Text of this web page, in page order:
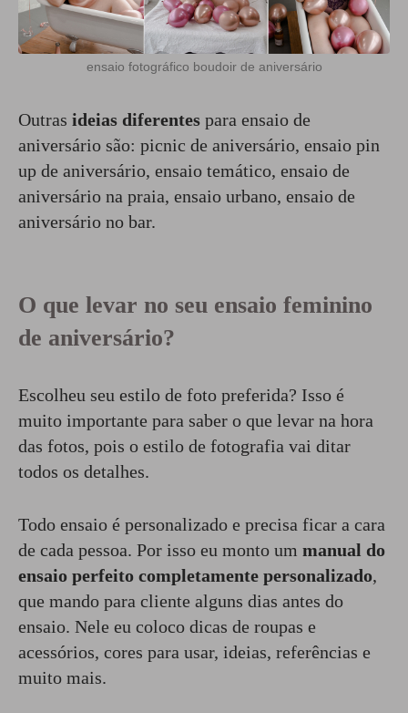
ensaio fotográfico boudoir de aniversário
Outras ideias diferentes para ensaio de
aniversário são: picnic de aniversário, ensaio pin
up de aniversário, ensaio temático, ensaio de
aniversário na praia, ensaio urbano, ensaio de
aniversário no bar.
O que levar no seu ensaio feminino
de aniversário?
Escolheu seu estilo de foto preferida? Isso é
muito importante para saber o que levar na hora
das fotos, pois o estilo de fotografia vai ditar
todos os detalhes.
Todo ensaio é personalizado e precisa ficar a cara
de cada pessoa. Por isso eu monto um manual do
ensaio perfeito completamente personalizado,
que mando para cliente alguns dias antes do
ensaio. Nele eu coloco dicas de roupas e
acessórios, cores para usar, ideias, referências e
muito mais.